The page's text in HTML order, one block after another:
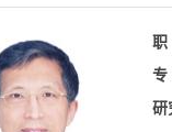
研